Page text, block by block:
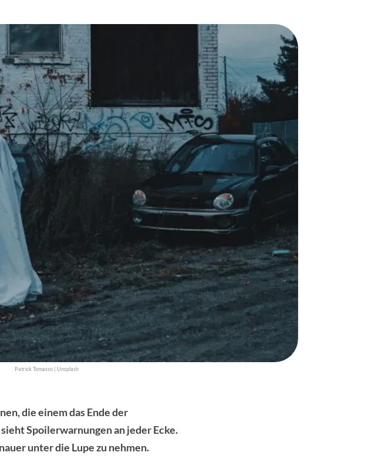
Patrick Tomasso | Unsplash
die einem das Ende der
Spoilerwarnungen an jeder Ecke.
unter die Lupe zu nehmen.